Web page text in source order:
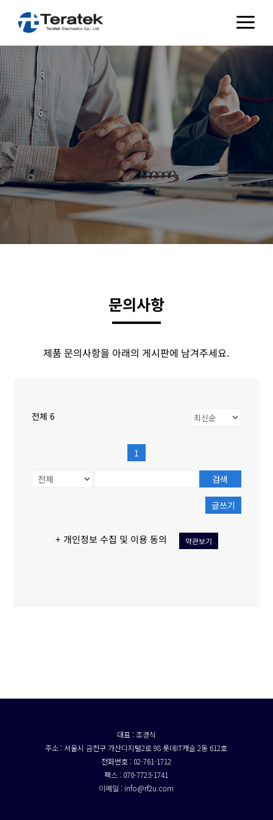
문의사항
제품 문의사항을 아래의 게시판에 남겨주세요.
전체 6
1
검색
글쓰기
+ 개인정보 수집 및 이용 동의 약관보기
대표 : 조경식
주소 : 서울시 금천구 가산디지털2로 98 롯데IT캐슬 2동 612호
전화번호 : 02-761-1712
팩스 : 070-7723-1741
이메일 : info@rf2u.com